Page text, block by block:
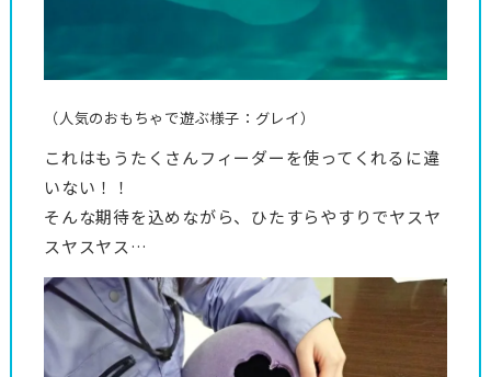
（人気のおもちゃで遊ぶ様子：グレイ）
これはもうたくさんフィーダーを使ってくれるに違
いない！！
そんな期待を込めながら、ひたすらやすりでヤスヤ
スヤスヤス…